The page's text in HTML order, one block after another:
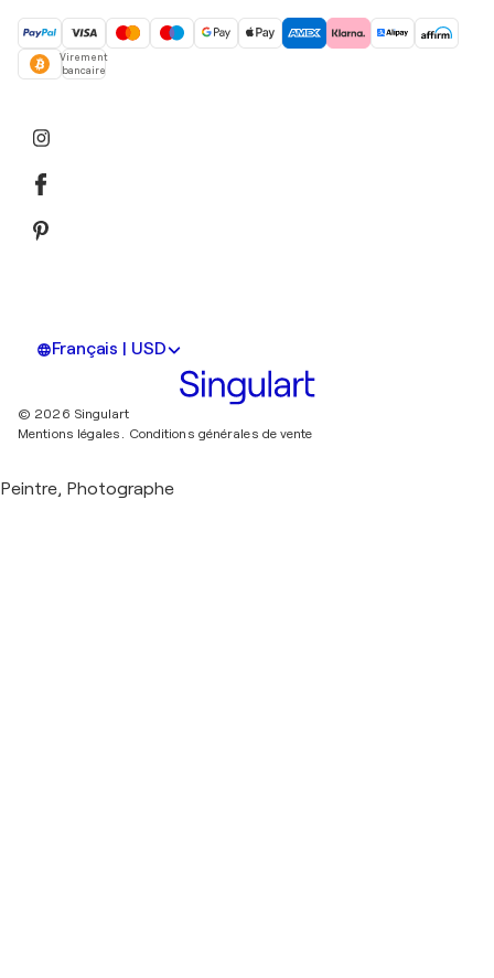
Virement
bancaire
Français | USD
© 2026 Singulart
Mentions légales. Conditions générales de vente
Peintre, Photographe